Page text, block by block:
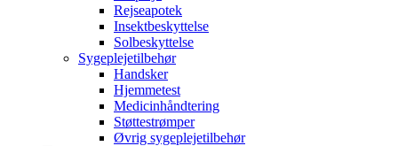
Rejseapotek
Insektbeskyttelse
Solbeskyttelse
Sygeplejetilbehør
Handsker
Hjemmetest
Medicinhåndtering
Støttestrømper
Øvrig sygeplejetilbehør